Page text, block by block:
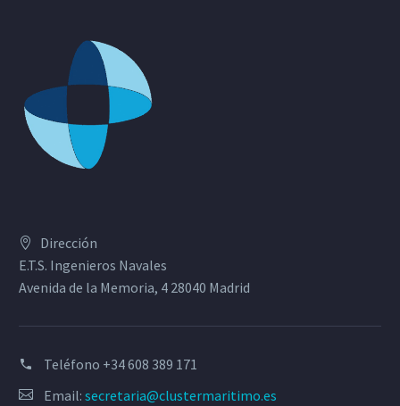
Dirección
E.T.S. Ingenieros Navales
Avenida de la Memoria, 4 28040 Madrid
Teléfono +34 608 389 171
Email: secretaria@clustermaritimo.es